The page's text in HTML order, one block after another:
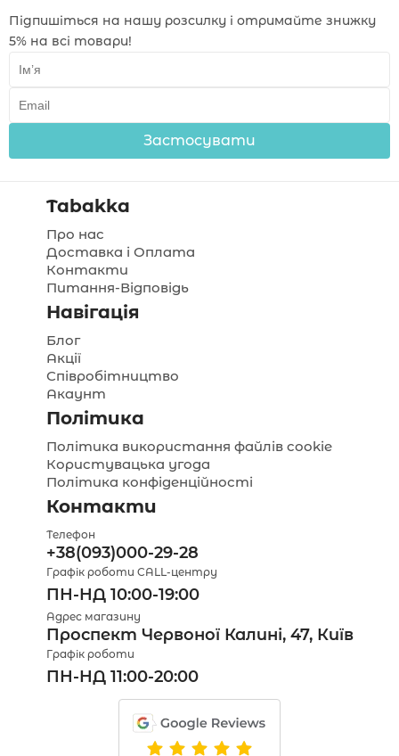
Підпишіться на нашу розсилку і отримайте знижку
5% на всі товари!
Застосувати
Tabakka
Про нас
Доставка і Оплата
Контакти
Питання-Відповідь
Навігація
Блог
Акції
Співробітництво
Акаунт
Політика
Політика використання файлів cookie
Користувацька угода
Політика конфіденційності
Контакти
Телефон
+38(093)000-29-28
Графік роботи CALL-центру
ПН-НД 10:00-19:00
Адрес магазину
Проспект Червоної Калині, 47, Київ
Графік роботи
ПН-НД 11:00-20:00